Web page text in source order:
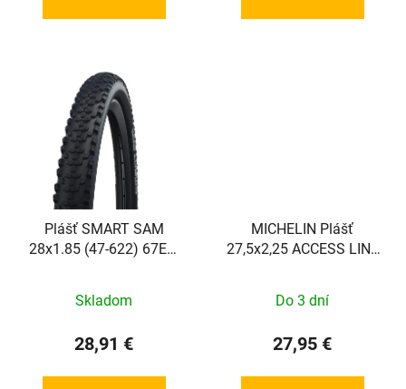
Plášť SMART SAM
28x1.85 (47-622) 67EPI
Skladom
28,91 €
MICHELIN Plášť
27,5x2,25 ACCESS LINE
Do 3 dní
27,95 €